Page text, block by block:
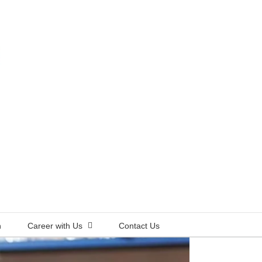
Career with Us Contact Us